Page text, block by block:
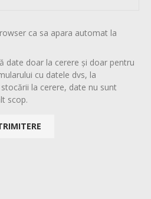
ca sa apara automat la
date doar la cerere și doar pentru
cu datele dvs, la
la cerere, date nu sunt
scop.